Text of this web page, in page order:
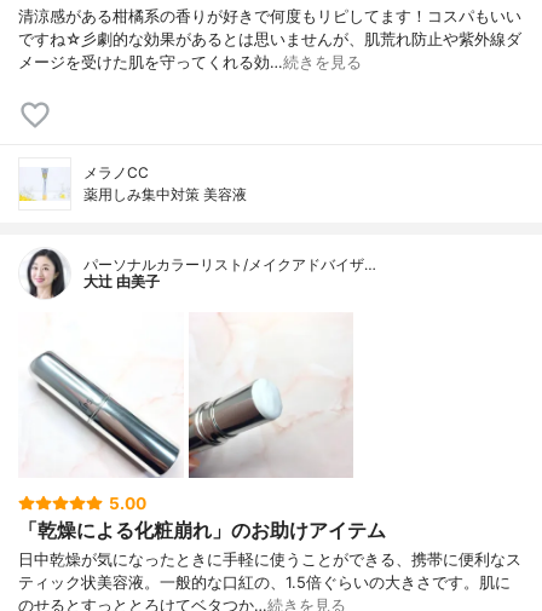
清涼感がある柑橘系の香りが好きで何度もリピしてます！コスパもいい
ですね☆彡劇的な効果があるとは思いませんが、肌荒れ防止や紫外線ダ
メージを受けた肌を守ってくれる効…続きを見る
メラノCC
薬用しみ集中対策 美容液
パーソナルカラーリスト/メイクアドバイザ…
大辻 由美子
5.00
「乾燥による化粧崩れ」のお助けアイテム
日中乾燥が気になったときに手軽に使うことができる、携帯に便利なス
ティック状美容液。一般的な口紅の、1.5倍ぐらいの大きさです。肌に
のせるとすっととろけてベタつか…続きを見る